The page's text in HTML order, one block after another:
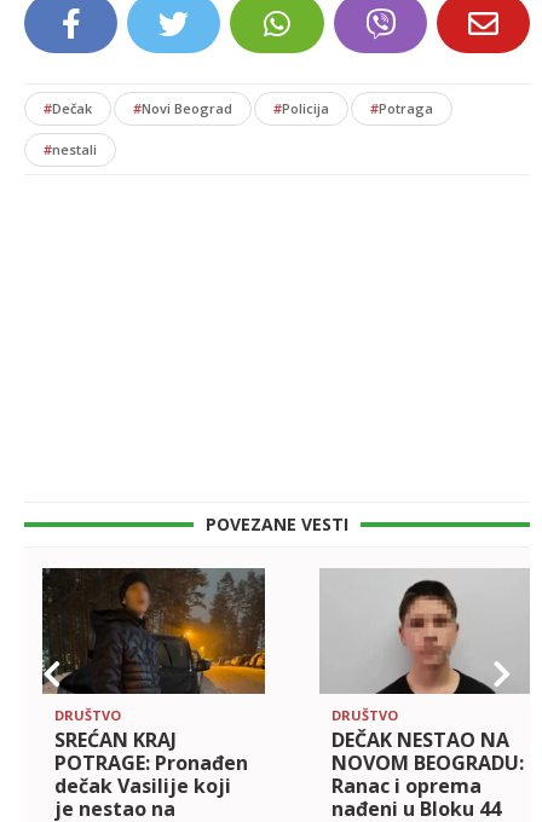
#Dečak #Novi Beograd #Policija #Potraga
#nestali
POVEZANE VESTI
DRUŠTVO
SREĆAN KRAJ
POTRAGE: Pronađen
dečak Vasilije koji
je nestao na
DRUŠTVO
DEČAK NESTAO NA
NOVOM BEOGRADU:
Ranac i oprema
nađeni u Bloku 44